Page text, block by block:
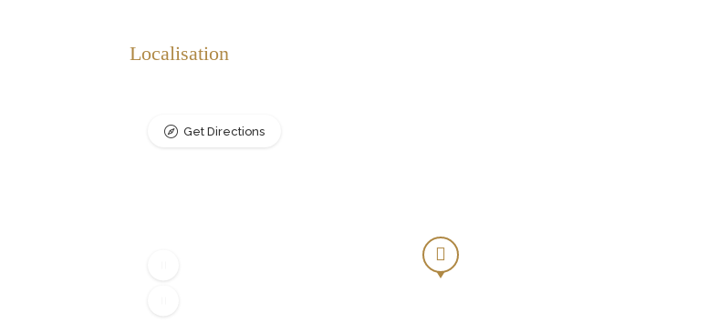
Localisation
Get Directions